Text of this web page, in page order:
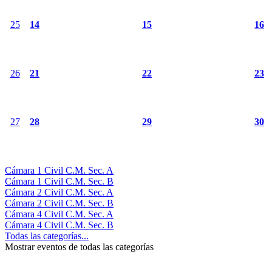
25 14 15 16
26 21 22 23
27 28 29
30
Cámara 1 Civil C.M. Sec. A
Cámara 1 Civil C.M. Sec. B
Cámara 2 Civil C.M. Sec. A
Cámara 2 Civil C.M. Sec. B
Cámara 4 Civil C.M. Sec. A
Cámara 4 Civil C.M. Sec. B
Todas las categorías...
Mostrar eventos de todas las categorías